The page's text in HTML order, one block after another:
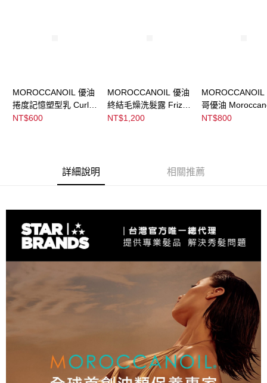
４．使用「AFTEE先享後付」時，將依據個別帳號之用戶狀況，依本公司即
時審查核予不同之上限額度；若仍有額度不足之情形，本公司將視審查結果
請求用戶進行身份認證。
MOROCCANOIL 優油
捲度記憶塑型乳 Curl
Defining Cream
NT$600
MOROCCANOIL 優油
終結毛燥洗髮露 Frizz
Control Shampoo
NT$1,200
MOROCCANOIL
哥優油
Treatment
NT$800
詳細說明 相關推薦